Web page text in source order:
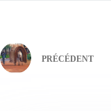
PRÉCÉDENT